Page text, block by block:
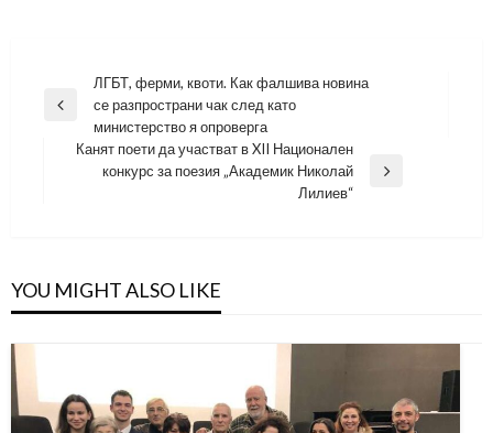
Навигация
Previous
ЛГБТ, ферми, квоти. Как фалшива новина
се разпространи чак след като
министерство я опроверга
Канят поети да участват в XII Национален
конкурс за поезия „Академик Николай
Лилиев“
YOU MIGHT ALSO LIKE